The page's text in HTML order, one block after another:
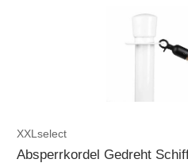
XXLselect
Absperrkordel Gedreht